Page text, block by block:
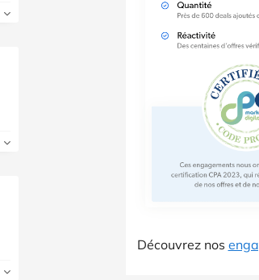
Découvrez nos